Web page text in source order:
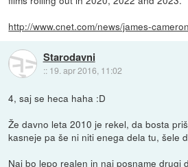
http://www.cnet.com/news/james-
Starodavni
:: 19. apr 2016, 11:02
4, saj se heca haha :D
Že davno leta 2010 je rekel, da bosta
kasneje pa še ni niti enega dela tu, šele
Naj bo lepo realen in naj posname drugi